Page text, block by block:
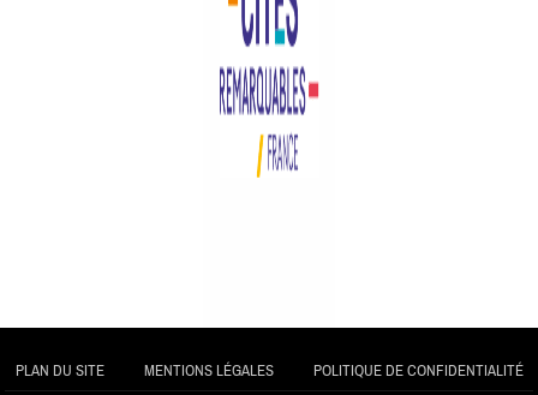
PLAN DU SITE MENTIONS LÉGALES POLITIQUE DE CONFIDENTIALITÉ